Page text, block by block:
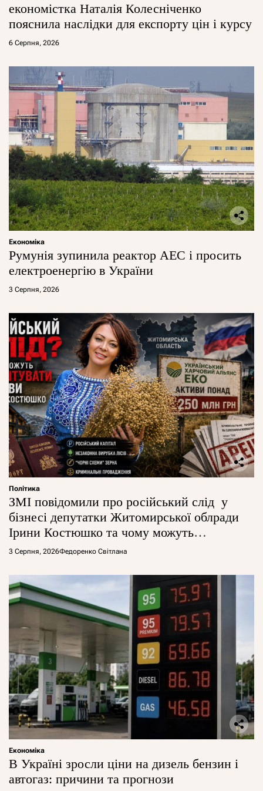
економістка Наталія Колесніченко
пояснила наслідки для експорту цін і курсу
6 Серпня, 2026
Економіка
Румунія зупинила реактор АЕС і просить
електроенергію в України
3 Серпня, 2026
Політика
ЗМІ повідомили про російський слід у
бізнесі депутатки Житомирської облради
Ірини Костюшко та чому можуть
арештувати її активи
3 Серпня, 2026Федоренко Світлана
Економіка
В Україні зросли ціни на дизель бензин і
автогаз: причини та прогнози